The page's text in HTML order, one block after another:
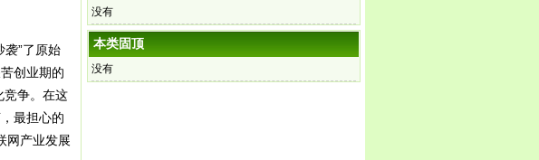
”了原始
创业期的
竞争。在这
最担心的
网产业发展
没有
本类固顶
没有